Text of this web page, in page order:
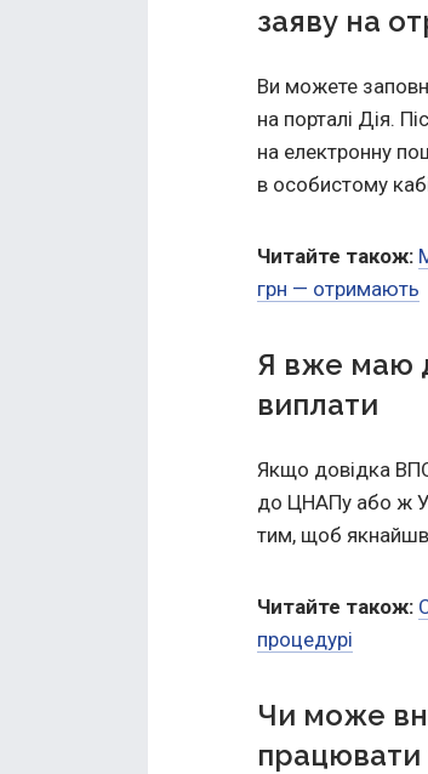
заяву на
Ви можете
на порталі Дія.
на електронну
в особистому
Читайте також:
грн — отримають
Я вже маю
виплати
Якщо довідка
до ЦНАПу або ж
тим, щоб
Читайте також:
процедурі
Чи може